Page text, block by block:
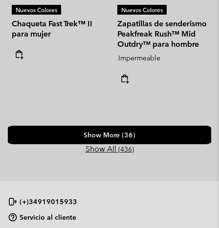
Nuevos Colores
Chaqueta Fast Trek™ II
para mujer
Nuevos Colores
Zapatillas de senderismo
Peakfreak Rush™ Mid
Outdry™ para hombre
Impermeable
Show More (36)
Show All (436)
(+)34919015933
Servicio al cliente